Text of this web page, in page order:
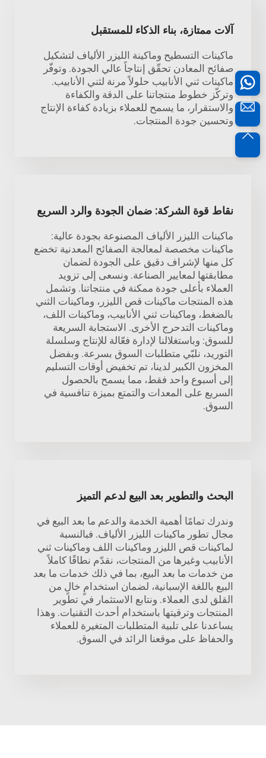
آلات ممتازة، بناء الذكاء للمستقبل
ماكينات التسطيح وماكينة الليزر الألياف لتشكيل
صفائح المعادن تحقّق إنتاجاً عالي الجودة. وتوفّر
ماكينات ثني الأنابيب حلولاً مرنة لثني الأنابيب.
وتركّز خطوط منتجاتنا على الدقة والكفاءة
والاستقرار، ما يسمح للعملاء بزيادة كفاءة الإنتاج
وتحسين جودة المنتجات.
نقاط قوة الشركة: ضمان الجودة والرد السريع
ماكينات الليزر الألياف المصنوعة بجودة عالية:
ماكينات مخصصة لمعالجة الصفائح المعدنية تخضع
كل منها لإشراف دقيق على الجودة لضمان
مطابقتها لمعايير الصناعة. ونسعى إلى تزويد
العملاء بأعلى جودة ممكنة في منتجاتنا. وتشمل
هذه المنتجات ماكينات قص الليزر، وماكينات الثني
بالضغط، وماكينات ثني الأنابيب، وماكينات اللف،
وماكينات التدحرج الأخرى. الاستجابة السريعة
للسوق: وباستغلالنا لإدارة فعّالة للإنتاج وسلسلة
التوريد، نلبّي متطلبات السوق بسرعة. وبفضل
المخزون الكبير لدينا، تم تخفيض أوقات التسليم
إلى أسبوع واحد فقط، مما يسمح بالحصول
السريع على المعدات والتمتع بميزة تنافسية في
السوق.
البحث والتطوير بعد البيع لدعم التميز
وندرك تمامًا أهمية الخدمة والدعم ما بعد البيع في
مجال تطور ماكينات الليزر الألياف. فبالنسبة
لماكينات قص الليزر وماكينات اللف وماكينات ثني
الأنابيب وغيرها من المنتجات، نقدّم نطاقًا كاملاً
من خدمات ما بعد البيع، بما في ذلك خدمات ما بعد
البيع باللغة الإسبانية، لضمان استخدامٍ خالٍ من
القلق لدى العملاء. ونتابع الاستثمار في تطوير
المنتجات وترقيتها باستخدام أحدث التقنيات. وهذا
يساعدنا على تلبية المتطلبات المتغيرة للعملاء
والحفاظ على موقعنا الرائد في السوق.